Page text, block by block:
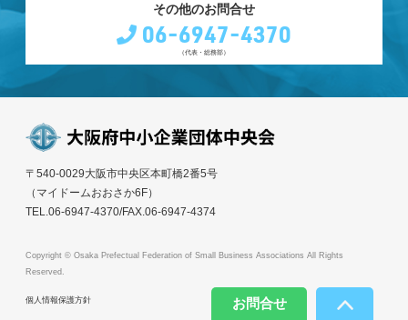
その他のお問合せ
06-6947-4370
（代表・総務部）
〒540-0029大阪市中央区本町橋2番5号
（マイドームおおさか6F）
TEL.06-6947-4370/FAX.06-6947-4374
Copyright © Osaka Prefectual Federation of Small Business Associations All Rights
Reserved.
個人情報保護方針 お問合せ